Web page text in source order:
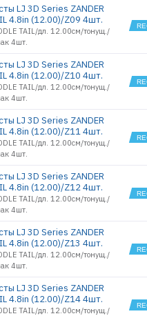
LJ 3D Series ZANDER
4.8in (12.00)/Z09 4шт.
TAIL/дл. 12.00см/тонущ./
4шт.
LJ 3D Series ZANDER
4.8in (12.00)/Z10 4шт.
TAIL/дл. 12.00см/тонущ./
4шт.
LJ 3D Series ZANDER
4.8in (12.00)/Z11 4шт.
TAIL/дл. 12.00см/тонущ./
4шт.
LJ 3D Series ZANDER
4.8in (12.00)/Z12 4шт.
TAIL/дл. 12.00см/тонущ./
4шт.
LJ 3D Series ZANDER
4.8in (12.00)/Z13 4шт.
TAIL/дл. 12.00см/тонущ./
4шт.
LJ 3D Series ZANDER
4.8in (12.00)/Z14 4шт.
TAIL/дл. 12.00см/тонущ./